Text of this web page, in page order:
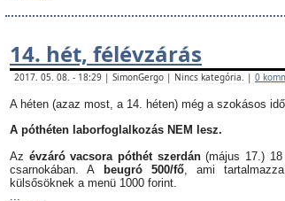
14. hét, félévzárás
2017. 05. 08. - 18:29 | SimonGergo | Nincs kategória. | 0
A héten (azaz most, a 14. héten) még a szokásos
A póthéten laborfoglalkozás NEM lesz.
Az évzáró vacsora póthét szerdán(május 17.)
csarnokában. A beugró 500/fő , ami
külsősöknek a menü 1000 forint.